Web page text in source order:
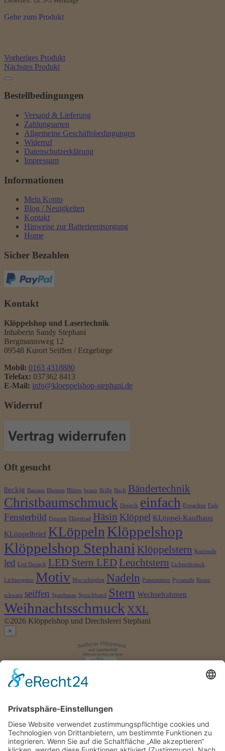
Gehe zum Produkt
Vorheriges Produkt
Nächstes Produkt
Bestellbedingungen
Versand & Lieferung
Zahlungsarten
Allgemeine Geschäftsbedingungen
Widerruf
Datenschutzerklärung
Impressum
Informationen
Mein Konto
Blog / Neuigkeiten
Kontakt
Hinweise zur Batterieentsorgung
Home
Sicher Bezahlen
Kontakt
Klöppelshop und Lasertechnik
Inhaberin Sandy Stephani
Bergmannsweg 12
09548 Kurort Seiffen / Erzgebirge
Mobil: 0163 4318880
Telefax: 037362 8413
E-Mail: info@kloeppelshop-stephani.de
Widerruf
Oft gesucht
8eckig Bausatz Blumen Blüten braun Brille Buch Bändertechnik
Christbaumschmuck Dreieck einfach Erwachen Eule
Fensterbild Figuren Flügelrad Häsin Klöppel KLöppel-Kaufhaus
KLöppelbrief KLöppeln Klöppelshop
Klöppelshop Stephani Klöppelstern Kurrende
led Led Dreieck LED Stern LED Leuchtstern Lichterdreieck
Lichterspitze Motiv Mut schöpfen Nadeln Präsentation Pyramide Rosen
schwarz seiffen Spanbaum Spruchband Stern Wechselrahmen
Weihnachtsschmuck XXL
©2026 Klöppelshop und Drechslerei Stephani
×
Anmelden